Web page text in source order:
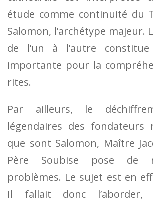
étude comme continuité du
Salomon, l’archétype majeur.
de l’un à l’autre
importante pour la
rites.
Par ailleurs, le
légendaires des fondateurs
que sont Salomon, Maître
Père Soubise pose de
problèmes. Le sujet est en
Il fallait donc l’aborder,